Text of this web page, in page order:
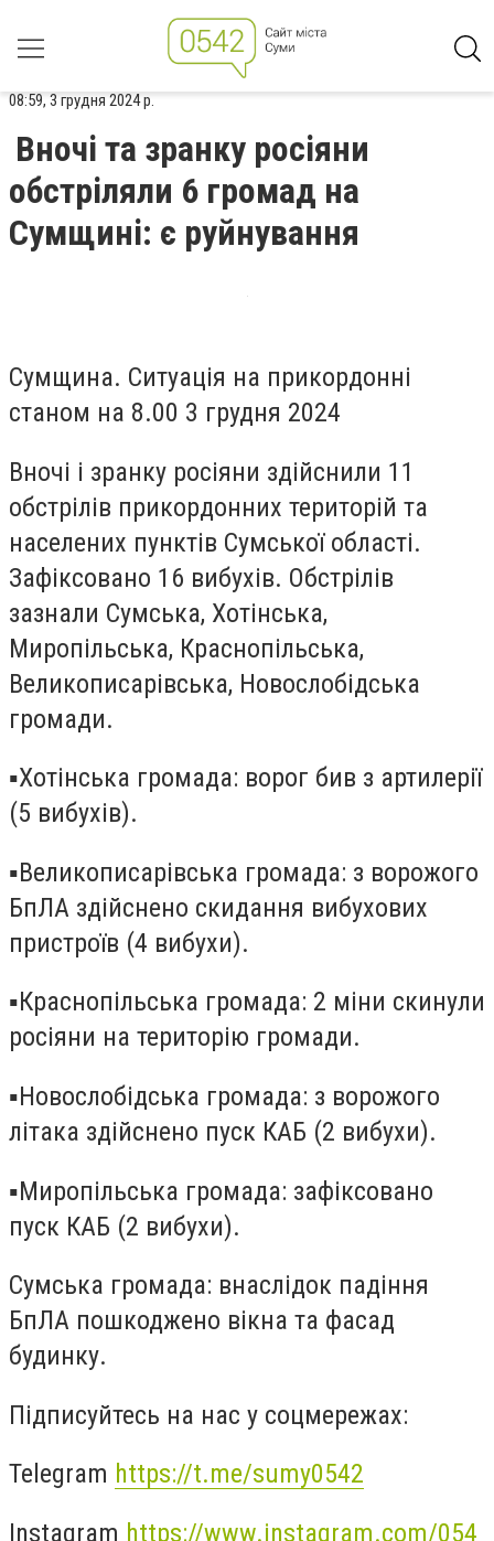
08:59, 3 грудня 2024 р.
Вночі та зранку росіяни
обстріляли 6 громад на
Сумщині: є руйнування
Сумщина. Ситуація на прикордонні
станом на 8.00 3 грудня 2024
Вночі і зранку росіяни здійснили 11
обстрілів прикордонних територій та
населених пунктів Сумської області.
Зафіксовано 16 вибухів. Обстрілів
зазнали Сумська, Хотінська,
Миропільська, Краснопільська,
Великописарівська, Новослобідська
громади.
▪️Хотінська громада: ворог бив з артилерії
(5 вибухів).
▪️Великописарівська громада: з ворожого
БпЛА здійснено скидання вибухових
пристроїв (4 вибухи).
▪️Краснопільська громада: 2 міни скинули
росіяни на територію громади.
▪️Новослобідська громада: з ворожого
літака здійснено пуск КАБ (2 вибухи).
▪️Миропільська громада: зафіксовано
пуск КАБ (2 вибухи).
Сумська громада: внаслідок падіння
БпЛА пошкоджено вікна та фасад
будинку.
Підписуйтесь на нас у соцмережах:
Telegram https://t.me/sumy0542
Instagram https://www.instagram.com/054